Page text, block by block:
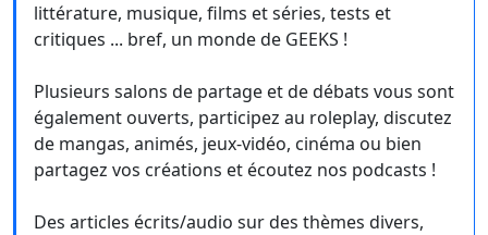
littérature, musique, films et séries, tests et
critiques ... bref, un monde de GEEKS !
Plusieurs salons de partage et de débats vous sont
également ouverts, participez au roleplay, discutez
de mangas, animés, jeux-vidéo, cinéma ou bien
partagez vos créations et écoutez nos podcasts !
Des articles écrits/audio sur des thèmes divers,